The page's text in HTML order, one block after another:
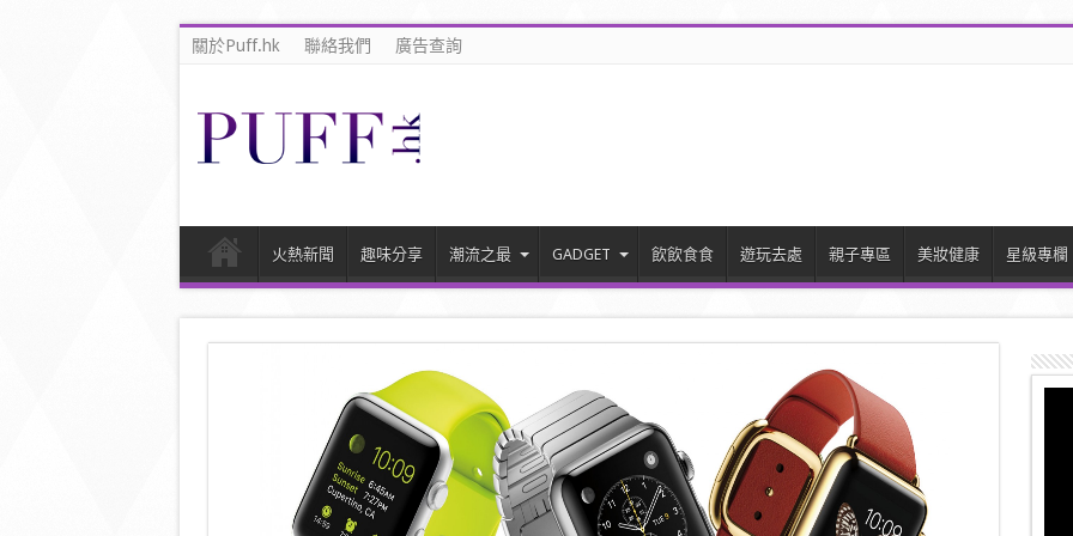
關於Puff.hk 聯絡我們 廣告查詢
火熱新聞 趣味分享 潮流之最 GADGET 飲飲食食 遊玩去處 親子專區 美妝健康 星級專欄